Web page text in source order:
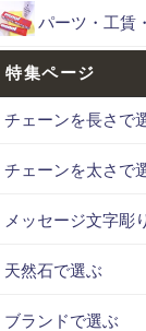
パーツ・工賃
特集ページ
チェーンを長さで
チェーンを太さで
メッセージ文字彫
天然石で選ぶ
ブランドで選ぶ